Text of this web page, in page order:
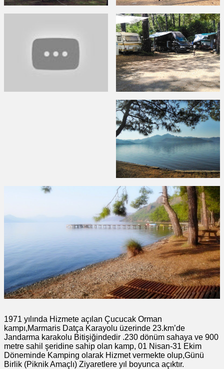
1971 yılında Hizmete açılan Çucucak Orman
kampı,Marmaris Datça Karayolu üzerinde 23.km’de
Jandarma karakolu Bitişiğindedir .230 dönüm sahaya ve 900
metre sahil şeridine sahip olan kamp, 01 Nisan-31 Ekim
Döneminde Kamping olarak Hizmet vermekte olup,Günü
Birlik (Piknik Amaçlı) Ziyaretlere yıl boyunca açıktır.